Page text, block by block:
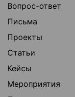
Вопрос-ответ
Письма
Проекты
Статьи
Кейсы
Мероприятия